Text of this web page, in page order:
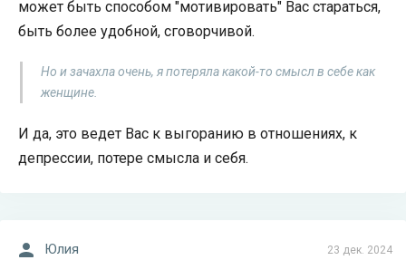
может быть способом "мотивировать" Вас стараться,
быть более удобной, сговорчивой.
Но и зачахла очень, я потеряла какой-то смысл в себе как
женщине.
И да, это ведет Вас к выгоранию в отношениях, к
депрессии, потере смысла и себя.
23 дек. 2024
Юлия